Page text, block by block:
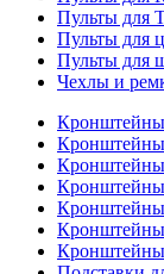
Пульты для
Пульты для
Пульты для
Чехлы и
Кронштейны
Кронштейны
Кронштейны